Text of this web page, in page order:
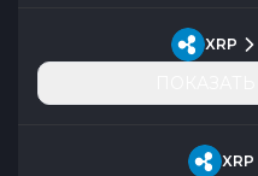
XRP
XRP